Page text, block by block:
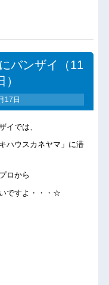
バンザイ（11
17日
イでは、
ハウスカネヤマ」に潜
ロから
ですよ・・・☆